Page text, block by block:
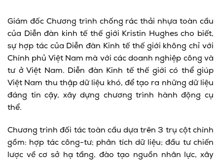
Giám đốc Chương trình chống rác thải nhựa toàn cầu
của Diễn đàn kinh tế thế giới Kristin Hughes cho biết,
sự hợp tác của Diễn đàn Kinh tế thế giới không chỉ với
Chính phủ Việt Nam mà với các doanh nghiệp công và
tư ở Việt Nam. Diễn đàn Kinh tế thế giới có thể giúp
Việt Nam thu thập dữ liệu khó, để tạo ra những dữ liệu
đáng tin cậy, xây dựng chương trình hành động cụ
thể.
Chương trình đối tác toàn cầu dựa trên 3 trụ cột chính
gồm: hợp tác công-tư; phân tích dữ liệu; đầu tư chiến
lược về cơ sở hạ tầng, đào tạo nguồn nhân lực, xây